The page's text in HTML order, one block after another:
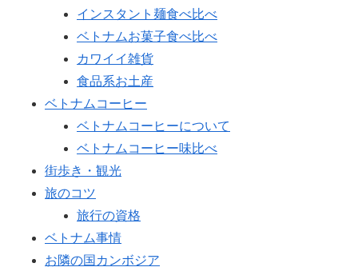
インスタント麺食べ比べ
ベトナムお菓子食べ比べ
カワイイ雑貨
食品系お土産
ベトナムコーヒー
ベトナムコーヒーについて
ベトナムコーヒー味比べ
街歩き・観光
旅のコツ
旅行の資格
ベトナム事情
お隣の国カンボジア